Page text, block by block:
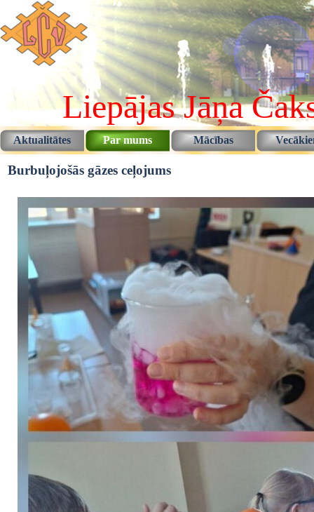
Pāriet uz saturu
Liepājas Jāņa
Aktualitātes Par mums ▼
Mācības ▼
Burbuļojošās gāzes ceļojums